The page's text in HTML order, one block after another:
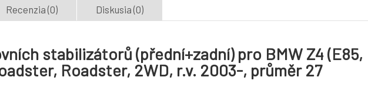
Recenzia (0) Diskusia (0)
stabilizátorů (přední+zadní) pro BMW Z4 (E85,
Roadster, 2WD, r.v. 2003-, průměr 27